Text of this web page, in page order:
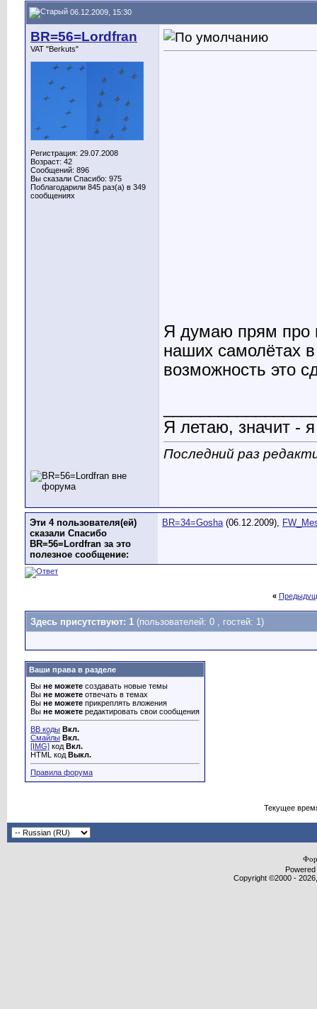
06.12.2009, 15:30
BR=56=Lordfran
VAT "Berkuts"
Регистрация: 29.07.2008
Возраст: 42
Сообщений: 896
Вы сказали Спасибо: 975
Поблагодарили 845 раз(а) в 349
сообщениях
Я думаю прям про
наших самолётах
возможность это
Я летаю, значит - я
Последний раз
Эти 4 пользователя(ей)
сказали Спасибо
BR=56=Lordfran за это
полезное сообщение:
BR=34=Gosha(06.12.2009),
«
Здесь присутствуют: 1 (пользователей: 0 , гостей: 1)
Ваши права в разделе
Вы не можете создавать новые темы
Вы не можете отвечать в темах
Вы не можете прикреплять вложения
Вы не можете редактировать свои сообщения
BB коды Вкл.
Смайлы Вкл.
[IMG] код Вкл.
HTML код Выкл.
Правила форума
Текущее
Copyright ©2000 -